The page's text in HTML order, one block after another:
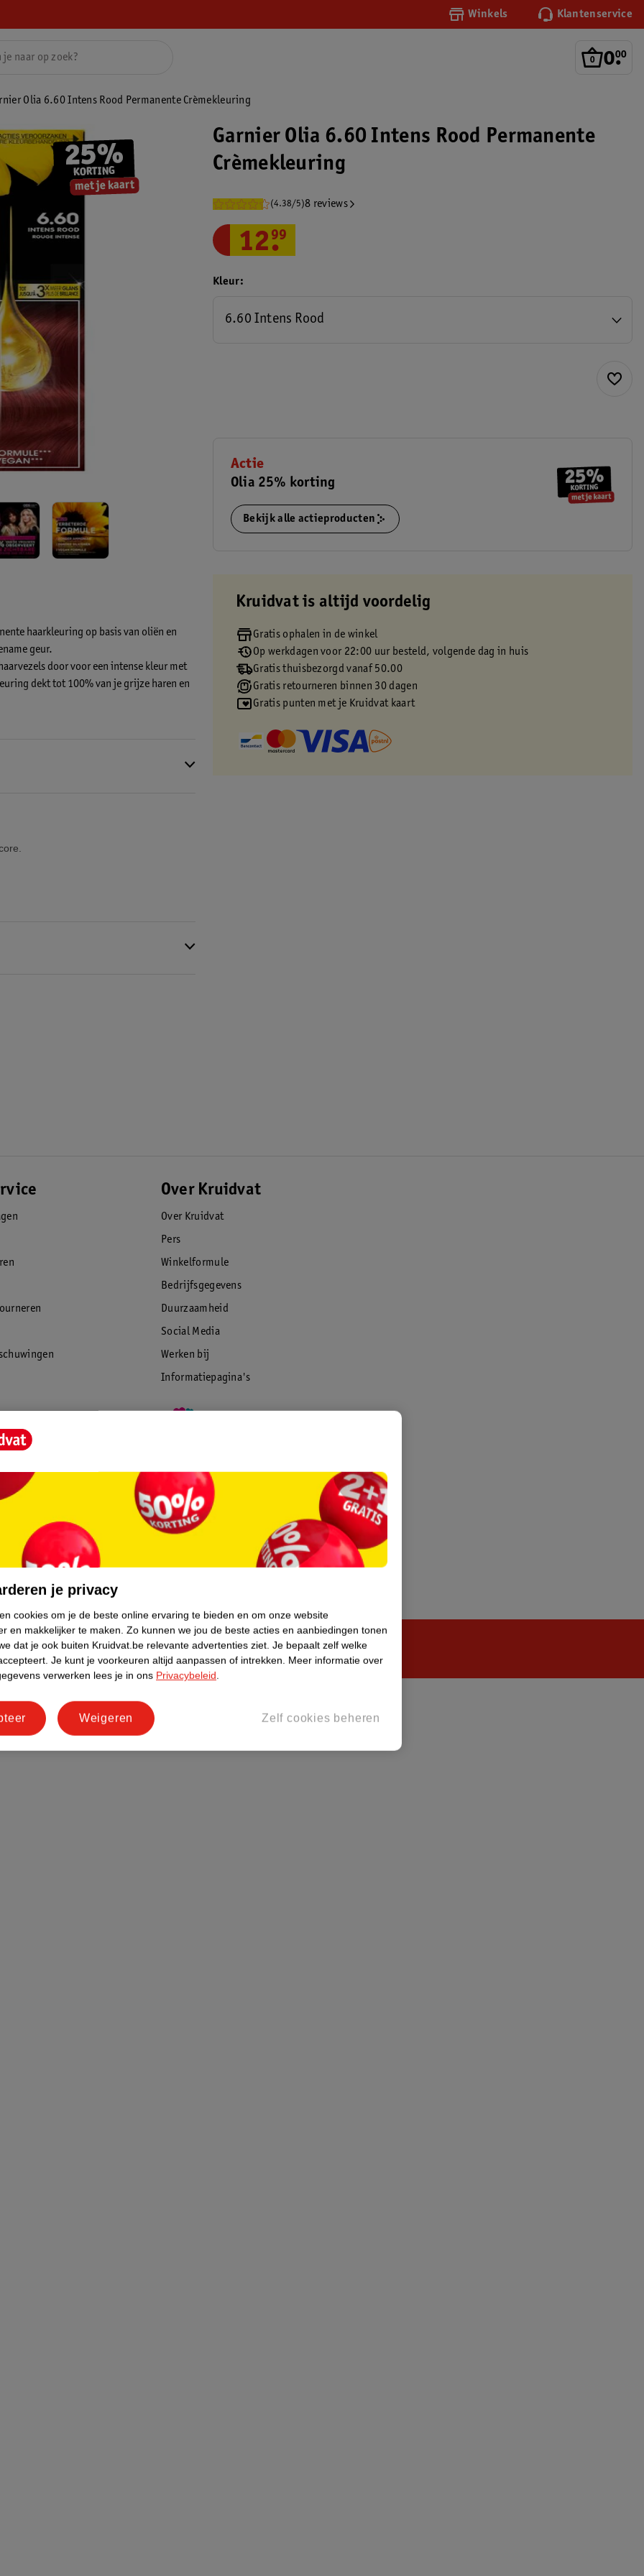
Winkels Klantenservice
0.
00
Olia 6.60 Intens Rood Permanente Crèmekleuring
haarkleuring op basis van oliën en
geur.
door voor een intense kleur met
dekt tot 100% van je grijze haren en
applicaties. Gebruik het om je
Garnier Olia 6.60 Intens Rood Permanente
Crèmekleuring
(4.38/5)8 reviews
12.
99
Kleur
6.60 Intens Rood
Actie
Olia 25% korting
Bekijk alle actieproducten
Kruidvat is altijd voordelig
Gratis ophalen in de winkel
Op werkdagen voor 22:00 uur besteld, volgende dag in huis
Gratis thuisbezorgd vanaf 50.00
Gratis retourneren binnen 30 dagen
Gratis punten met je Kruidvat kaart
Over Kruidvat
Over Kruidvat
Pers
Winkelformule
Bedrijfsgegevens
Duurzaamheid
Social Media
Werken bij
Informatiepagina's
beheren
je privacy
cookies om je de beste online ervaring te bieden en om onze website
en makkelijker te maken. Zo kunnen we jou de beste acties en aanbiedingen tonen
dat je ook buiten Kruidvat.be relevante advertenties ziet. Je bepaalt zelf welke
Je kunt je voorkeuren altijd aanpassen of intrekken. Meer informatie over
verwerken lees je in ons Privacybeleid.
Zelf cookies beheren
Weigeren